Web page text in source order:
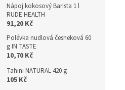
Nápoj kokosový Barista 1 l
RUDE HEALTH
91,20 Kč
Polévka nudlová česneková 60
g IN TASTE
10,70 Kč
Tahini NATURAL 420 g
105 Kč